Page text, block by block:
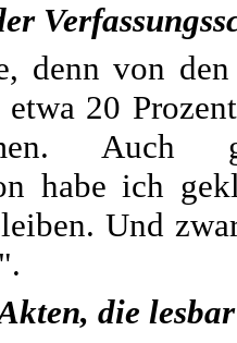
denn von
20
Auch
habe ich
Und
die